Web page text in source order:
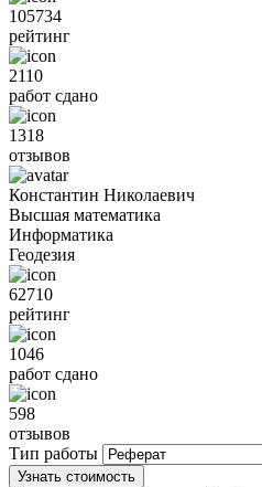
105734
рейтинг
2110
работ сдано
1318
отзывов
Константин Николаевич
Высшая математика
Информатика
Геодезия
62710
рейтинг
1046
работ сдано
598
отзывов
Тип работы
Узнать стоимость